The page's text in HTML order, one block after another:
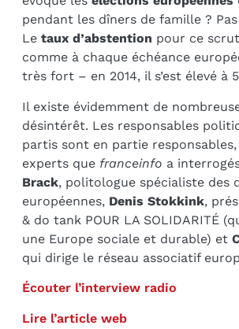
pendant les dîners de famille ?
Letaux d’abstention pour ce
comme à chaque échéance
très fort – en 2014, il s’est élevé à
Il existe évidemment de
désintérêt. Les responsables
partis sont en partie
experts quefranceinfo a
Brack, politologue spécialiste des
européennes, Denis Stokkink,
& do tank POUR LA SOLIDARITÉ
une Europe sociale et durable) et
qui dirige le réseau associatif
Écouter l’interview radio
Lire l’article web